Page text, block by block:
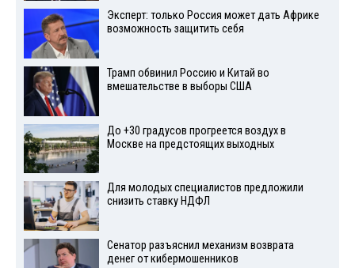
Эксперт: только Россия может дать Африке
возможность защитить себя
Трамп обвинил Россию и Китай во
вмешательстве в выборы США
До +30 градусов прогреется воздух в
Москве на предстоящих выходных
Для молодых специалистов предложили
снизить ставку НДФЛ
Сенатор разъяснил механизм возврата
денег от кибермошенников